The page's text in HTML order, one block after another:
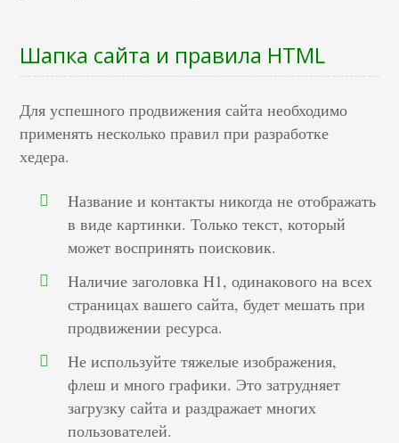
Шапка сайта и правила HTML
Для успешного продвижения сайта необходимо
применять несколько правил при разработке
хедера.
Название и контакты никогда не отображать
в виде картинки. Только текст, который
может воспринять поисковик.
Наличие заголовка H1, одинакового на всех
страницах вашего сайта, будет мешать при
продвижении ресурса.
Не используйте тяжелые изображения,
флеш и много графики. Это затрудняет
загрузку сайта и раздражает многих
пользователей.